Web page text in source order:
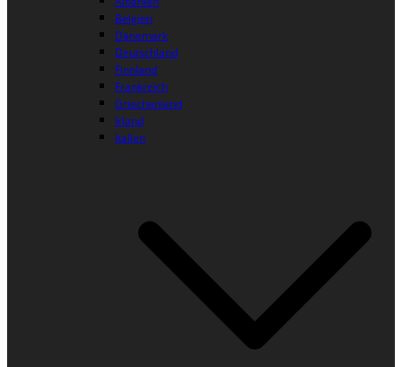
Belgien
Dänemark
Deutschland
Finnland
Frankreich
Griechenland
Irland
Italien